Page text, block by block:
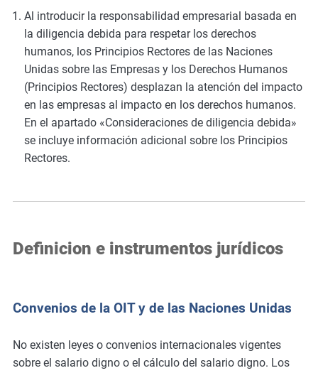
Al introducir la responsabilidad empresarial basada en
la diligencia debida para respetar los derechos
humanos, los Principios Rectores de las Naciones
Unidas sobre las Empresas y los Derechos Humanos
(Principios Rectores) desplazan la atención del impacto
en las empresas al impacto en los derechos humanos.
En el apartado «Consideraciones de diligencia debida»
se incluye información adicional sobre los Principios
Rectores.
Definicion e instrumentos jurídicos
Convenios de la OIT y de las Naciones Unidas
No existen leyes o convenios internacionales vigentes
sobre el salario digno o el cálculo del salario digno. Los